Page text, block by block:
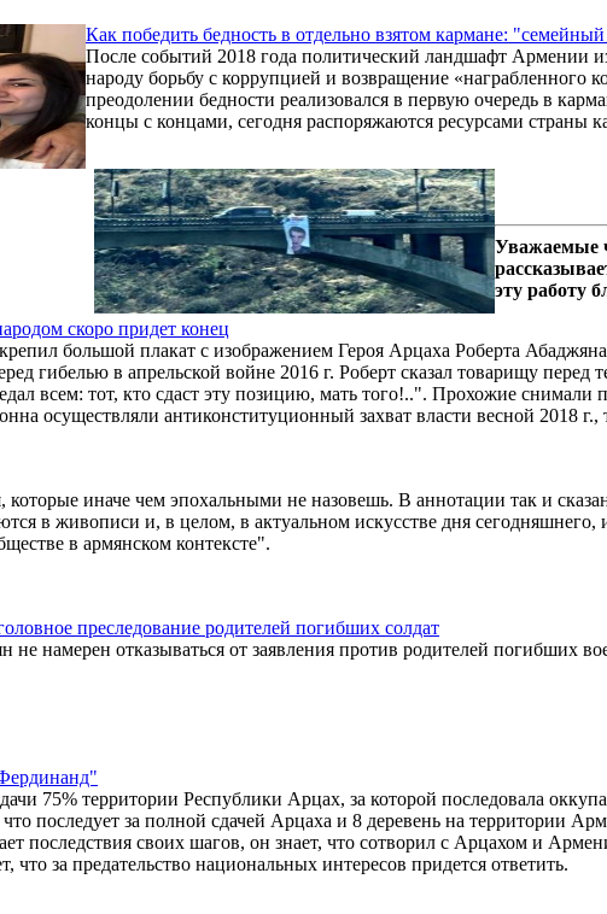
Как победить бедность в отдельно взятом кармане:
После событий 2018 года политический ландшафт Армении
народу борьбу с коррупцией и возвращение «награбленного
преодолении бедности реализовался в первую очередь в
концы с концами, сегодня распоряжаются ресурсами страны
скоро придет конец
большой плакат с изображением Героя Арцаха Роберта
гибелью в апрельской войне 2016 г. Роберт сказал товарищу перед
всем: тот, кто сдаст эту позицию, мать того!..". Прохожие снимали
осуществляли антиконституционный захват власти весной 2018 г.,
иначе чем эпохальными не назовешь. В аннотации так и
в живописи и, в целом, в актуальном искусстве дня сегодняшнего,
в армянском контексте".
преследование родителей погибших солдат
намерен отказываться от заявления против родителей погибших
75% территории Республики Арцах, за которой последовала
последует за полной сдачей Арцаха и 8 деревень на территории
последствия своих шагов, он знает, что сотворил с Арцахом и
за предательство национальных интересов придется ответить.
Уважаемые
эту работу